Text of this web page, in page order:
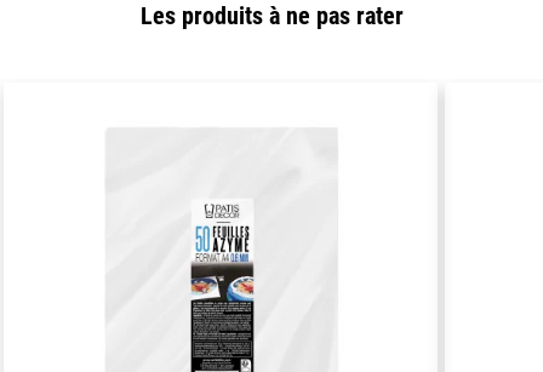
Les produits à ne pas rater